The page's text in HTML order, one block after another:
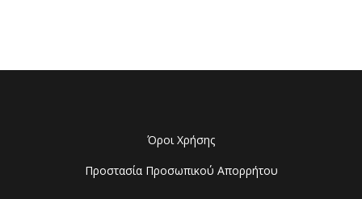
Όροι Χρήσης
Προστασία Προσωπικού Απορρήτου